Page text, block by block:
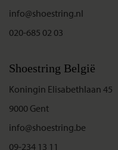
info@shoestring.nl
020-685 02 03
Shoestring België
Koningin Elisabethlaan 45
9000 Gent
info@shoestring.be
09-234 13 11